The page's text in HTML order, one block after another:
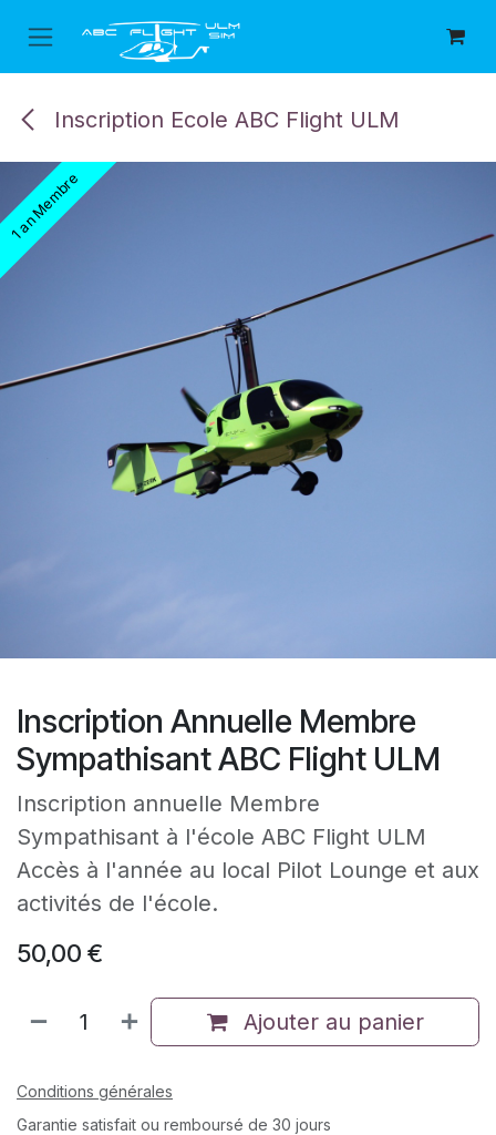
Se rendre au contenu
Inscription Ecole ABC Flight ULM
1 an Membre
Inscription Annuelle Membre
Sympathisant ABC Flight ULM
Inscription annuelle Membre
Sympathisant à l'école ABC Flight ULM
Accès à l'année au local Pilot Lounge et aux
activités de l'école.
50,00 €
Ajouter au panier
Conditions générales
Garantie satisfait ou remboursé de 30 jours